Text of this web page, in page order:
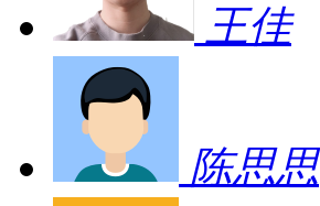
王佳
陈思思